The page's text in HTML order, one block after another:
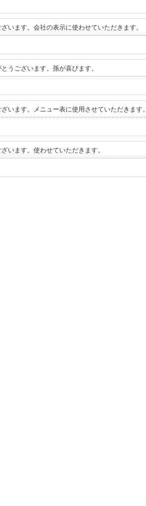
います。会社の表示に使わせていただきます。
うございます。孫が喜びます。
います。メニュー表に使用させていただきます。
います。使わせていただきます。